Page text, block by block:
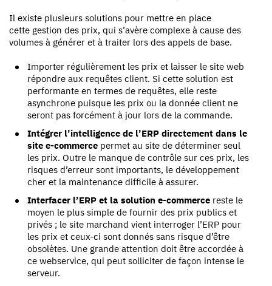
Il existe plusieurs solutions pour mettre en place
cette gestion des prix, qui s’avère complexe à cause des
volumes à générer et à traiter lors des appels de base.
Importer régulièrement les prix et laisser le site web
répondre aux requêtes client. Si cette solution est
performante en termes de requêtes, elle reste
asynchrone puisque les prix ou la donnée client ne
seront pas forcément à jour lors de la commande.
Intégrer l’intelligence de l’ERP directement dans le
site e-commerce permet au site de déterminer seul
les prix. Outre le manque de contrôle sur ces prix, les
risques d’erreur sont importants, le développement
cher et la maintenance difficile à assurer.
Interfacer l’ERP et la solution e-commerce reste le
moyen le plus simple de fournir des prix publics et
privés ; le site marchand vient interroger l’ERP pour
les prix et ceux-ci sont donnés sans risque d’être
obsolètes. Une grande attention doit être accordée à
ce webservice, qui peut solliciter de façon intense le
serveur.